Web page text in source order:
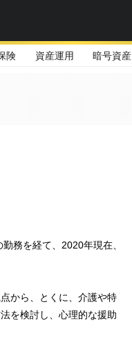
険 資産運用 暗号資産
務を経て、2020年現在、
から、とくに、介護や特
を検討し、心理的な援助